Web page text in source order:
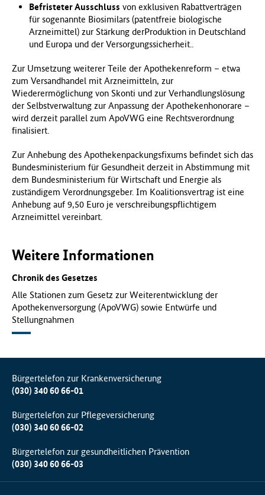
Befristeter Ausschluss von exklusiven Rabattverträgen
für sogenannte Biosimilars (patentfreie biologische
Arzneimittel) zur Stärkung derProduktion in Deutschland
und Europa und der Versorgungssicherheit..
Zur Umsetzung weiterer Teile der Apothekenreform – etwa
zum Versandhandel mit Arzneimitteln, zur
Wiederermöglichung von Skonti und zur Verhandlungslösung
der Selbstverwaltung zur Anpassung der Apothekenhonorare –
wird derzeit parallel zum ApoVWG eine Rechtsverordnung
finalisiert.
Zur Anhebung des Apothekenpackungsfixums befindet sich das
Bundesministerium für Gesundheit derzeit in Abstimmung mit
dem Bundesministerium für Wirtschaft und Energie als
zuständigem Verordnungsgeber. Im Koalitionsvertrag ist eine
Anhebung auf 9,50 Euro je verschreibungspflichtigem
Arzneimittel vereinbart.
Weitere Informationen
Chronik des Gesetzes
Alle Stationen zum Gesetz zur Weiterentwicklung der
Apothekenversorgung (ApoVWG) sowie Entwürfe und
Stellungnahmen
Bürgertelefon zur Krankenversicherung
(030) 340 60 66-01
Bürgertelefon zur Pflegeversicherung
(030) 340 60 66-02
Bürgertelefon zur gesundheitlichen Prävention
(030) 340 60 66-03